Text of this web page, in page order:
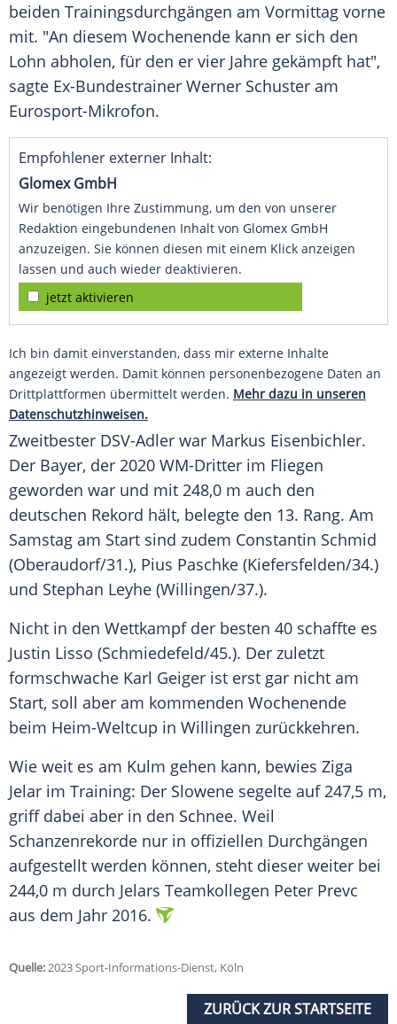
beiden Trainingsdurchgängen am Vormittag vorne
mit. "An diesem Wochenende kann er sich den
Lohn abholen, für den er vier Jahre gekämpft hat",
sagte Ex-Bundestrainer Werner Schuster am
Eurosport-Mikrofon.
Empfohlener externer Inhalt:
Glomex GmbH
Wir benötigen Ihre Zustimmung, um den von unserer
Redaktion eingebundenen Inhalt von Glomex GmbH
anzuzeigen. Sie können diesen mit einem Klick anzeigen
lassen und auch wieder deaktivieren.
jetzt aktivieren
Ich bin damit einverstanden, dass mir externe Inhalte
angezeigt werden. Damit können personenbezogene Daten an
Drittplattformen übermittelt werden. Mehr dazu in unseren
Datenschutzhinweisen.
Zweitbester DSV-Adler war Markus Eisenbichler.
Der Bayer, der 2020 WM-Dritter im Fliegen
geworden war und mit 248,0 m auch den
deutschen Rekord hält, belegte den 13. Rang. Am
Samstag am Start sind zudem Constantin Schmid
(Oberaudorf/31.), Pius Paschke (Kiefersfelden/34.)
und Stephan Leyhe (Willingen/37.).
Nicht in den Wettkampf der besten 40 schaffte es
Justin Lisso (Schmiedefeld/45.). Der zuletzt
formschwache Karl Geiger ist erst gar nicht am
Start, soll aber am kommenden Wochenende
beim Heim-Weltcup in Willingen zurückkehren.
Wie weit es am Kulm gehen kann, bewies Ziga
Jelar im Training: Der Slowene segelte auf 247,5 m,
griff dabei aber in den Schnee. Weil
Schanzenrekorde nur in offiziellen Durchgängen
aufgestellt werden können, steht dieser weiter bei
244,0 m durch Jelars Teamkollegen Peter Prevc
aus dem Jahr 2016.
Quelle:2023 Sport-Informations-Dienst, Köln
ZURÜCK ZUR STARTSEITE